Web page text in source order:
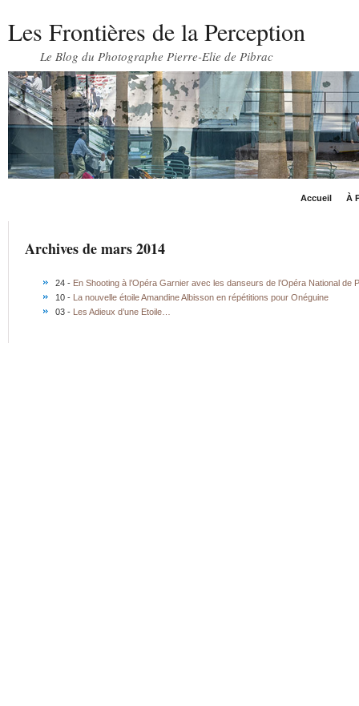
Les Frontières de la Perception
Le Blog du Photographe Pierre-Elie de Pibrac
Accueil À
Archives de mars 2014
24 - En Shooting à l’Opéra Garnier avec les danseurs de l’Opéra National de
10 - La nouvelle étoile Amandine Albisson en répétitions pour Onéguine
03 - Les Adieux d’une Etoile…